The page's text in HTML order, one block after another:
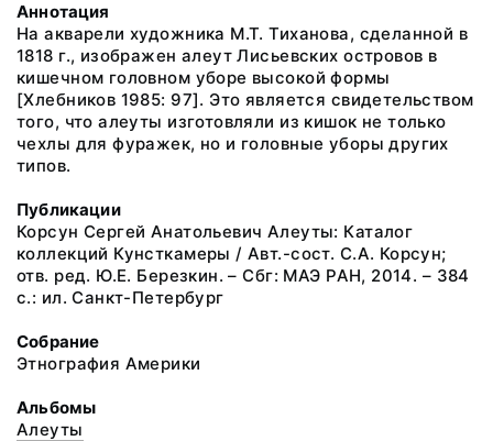
Аннотация
На акварели художника М.Т. Тиханова, сделанной в
1818 г., изображен алеут Лисьевских островов в
кишечном головном уборе высокой формы
[Хлебников 1985: 97]. Это является свидетельством
того, что алеуты изготовляли из кишок не только
чехлы для фуражек, но и головные уборы других
типов.
Публикации
Корсун Сергей Анатольевич Алеуты: Каталог
коллекций Кунсткамеры / Авт.-сост. С.А. Корсун;
отв. ред. Ю.Е. Березкин. – Сбг: МАЭ РАН, 2014. – 384
с.: ил. Санкт-Петербург
Собрание
Этнография Америки
Альбомы
Алеуты